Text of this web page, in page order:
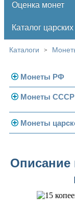
Оценка монет
Каталог
Каталоги >
Монеты РФ
Современная
Монеты 1991-
Монеты СССР
Погодовка
Золотые
Памятные и
Монеты
Золото
Александр III
Александр II
Описание